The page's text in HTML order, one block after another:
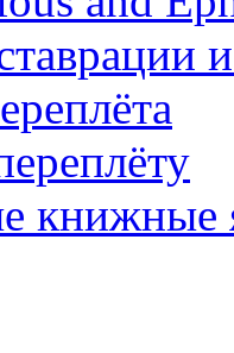
книжные